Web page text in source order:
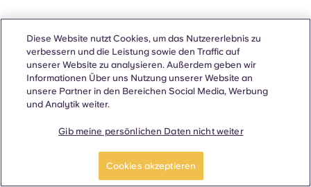
Diese Website nutzt Cookies, um das Nutzererlebnis zu
verbessern und die Leistung sowie den Traffic auf
unserer Website zu analysieren. Außerdem geben wir
Informationen Über uns Nutzung unserer Website an
unsere Partner in den Bereichen Social Media, Werbung
und Analytik weiter.
Gib meine persönlichen Daten nicht weiter
Cookies akzeptieren